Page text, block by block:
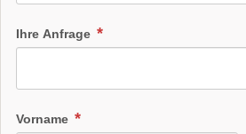
Ihre Anfrage
Vorname